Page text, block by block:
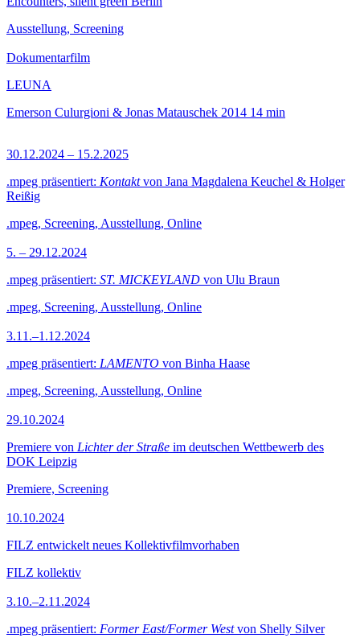
Ausstellung, Screening
Dokumentarfilm
LEUNA
Emerson Culurgioni & Jonas Matauschek 2014 14 min
30.12.2024 – 15.2.2025
.mpeg präsentiert: Kontaktvon Jana Magdalena Keuchel & Holger
Reißig
.mpeg, Screening, Ausstellung, Online
5. – 29.12.2024
.mpeg präsentiert: ST. MICKEYLAND von Ulu Braun
.mpeg, Screening, Ausstellung, Online
3.11.–1.12.2024
.mpeg präsentiert: LAMENTO von Binha Haase
.mpeg, Screening, Ausstellung, Online
29.10.2024
Premiere von Lichter der Straße im deutschen Wettbewerb des
DOK Leipzig
Premiere, Screening
10.10.2024
FILZ entwickelt neues Kollektivfilmvorhaben
FILZ kollektiv
3.10.–2.11.2024
.mpeg präsentiert: Former East/Former Westvon Shelly Silver